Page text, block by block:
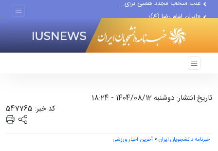
«ایران امام رضا (ع)؛...
پیش‌بینی پاییز پر بارش در...
تاریخ انتشار: دوشنبه 1404/08/12 - 18:24
کد خبر: 547765
خبرنامه دانشجویان ایران> آخرین اخبار ورزشی